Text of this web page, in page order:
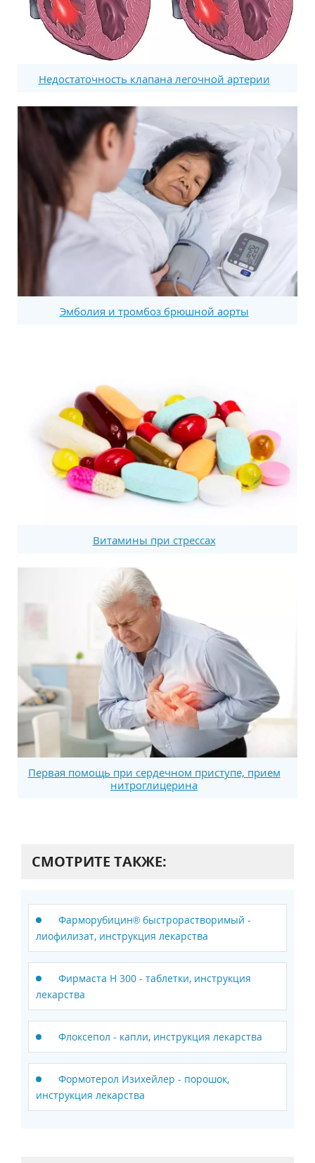
Недостаточность клапана легочной артерии
Эмболия и тромбоз брюшной аорты
Витамины при стрессах
Первая помощь при сердечном приступе, прием
нитроглицерина
СМОТРИТЕ ТАКЖЕ:
Фарморубицин® быстрорастворимый -
лиофилизат, инструкция лекарства
Фирмаста Н 300 - таблетки, инструкция
лекарства
Флоксепол - капли, инструкция лекарства
Формотерол Изихейлер - порошок,
инструкция лекарства